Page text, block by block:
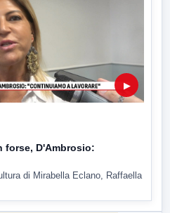
▶
forse, D'Ambrosio:
di Mirabella Eclano, Raffaella